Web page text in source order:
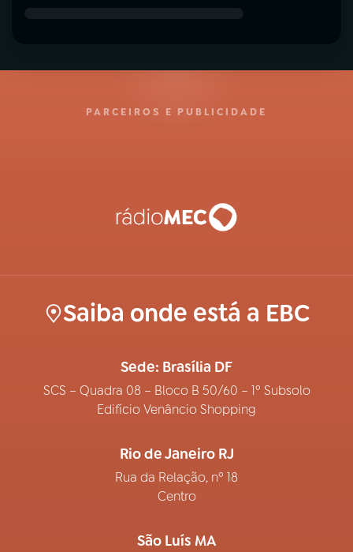
PARCEIROS E PUBLICIDADE
Saiba onde está a EBC
Sede: Brasília DF
SCS – Quadra 08 – Bloco B 50/60 – 1º Subsolo
Edifício Venâncio Shopping
Rio de Janeiro RJ
Rua da Relação, nº 18
Centro
São Luís MA